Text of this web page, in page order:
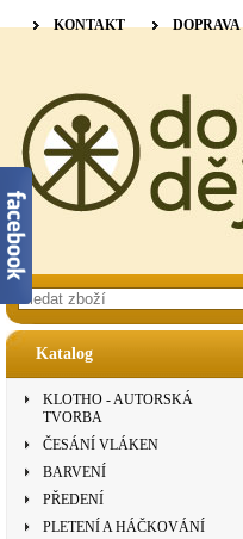
Katalog
KLOTHO - AUTORSKÁ
TVORBA
ČESÁNÍ VLÁKEN
BARVENÍ
PŘEDENÍ
PLETENÍ A HÁČKOVÁNÍ
KONTAKT